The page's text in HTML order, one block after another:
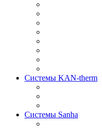
Системы KAN-therm
Системы Sanha